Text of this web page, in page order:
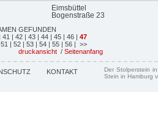
Eimsbüttel
Bogenstraße 23
GEFUNDEN
| 41 | 42 | 43 | 44 | 45 | 46 | 47
| 52 | 53 | 54 | 55 | 56 | >>
druckansicht / Seitenanfang
KONTAKT
Der Stolperstein
Stein in Hamburg